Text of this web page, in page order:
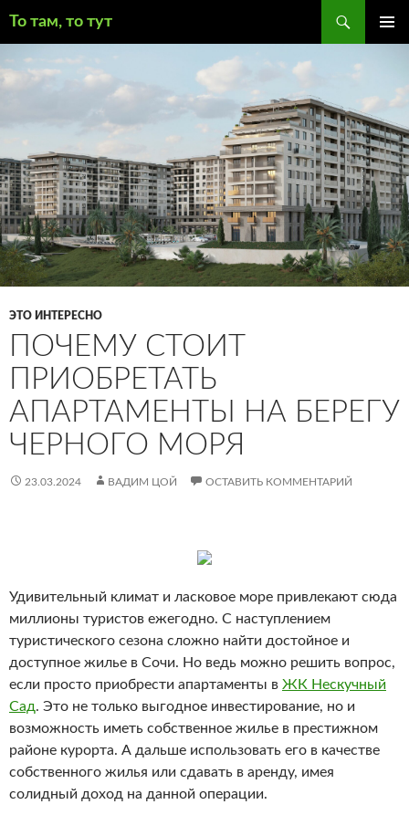
То там, то тут
СОДЕРЖИМОМУ
ЭТО ИНТЕРЕСНО
ПОЧЕМУ СТОИТ
ПРИОБРЕТАТЬ
АПАРТАМЕНТЫ НА БЕРЕГУ
ЧЕРНОГО МОРЯ
23.03.2024 ВАДИМ ЦОЙ ОСТАВИТЬ КОММЕНТАРИЙ
Удивительный климат и ласковое море привлекают сюда
миллионы туристов ежегодно. С наступлением
туристического сезона сложно найти достойное и
доступное жилье в Сочи. Но ведь можно решить вопрос,
если просто приобрести апартаменты в ЖК Нескучный
Сад. Это не только выгодное инвестирование, но и
возможность иметь собственное жилье в престижном
районе курорта. А дальше использовать его в качестве
собственного жилья или сдавать в аренду, имея
солидный доход на данной операции.